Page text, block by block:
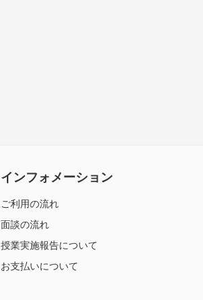
インフォメーション
ご利用の流れ
面談の流れ
授業実施報告について
お支払いについて